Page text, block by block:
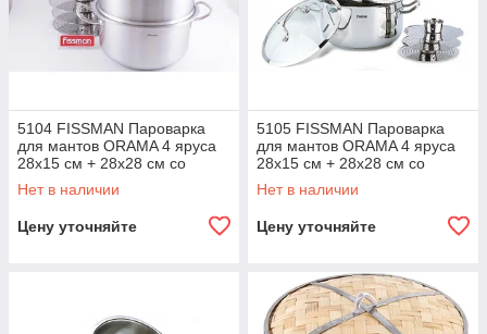
5104 FISSMAN Пароварка
для мантов ORAMA 4 яруса
28x15 см + 28x28 см со
стальной крышкой (нерж.
сталь)
Нет в наличии
Цену уточняйте
5105 FISSMAN Пароварка
для мантов ORAMA 4 яруса
28x15 см + 28x28 см со
стеклянной крышкой (нерж.
сталь)
Нет в наличии
Цену уточняйте